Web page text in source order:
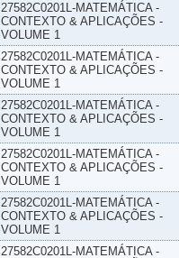
27582C0201L-MATEMÁTICA -
CONTEXTO & APLICAÇÕES -
VOLUME 1
27582C0201L-MATEMÁTICA -
CONTEXTO & APLICAÇÕES -
VOLUME 1
27582C0201L-MATEMÁTICA -
CONTEXTO & APLICAÇÕES -
VOLUME 1
27582C0201L-MATEMÁTICA -
CONTEXTO & APLICAÇÕES -
VOLUME 1
27582C0201L-MATEMÁTICA -
CONTEXTO & APLICAÇÕES -
VOLUME 1
27582C0201L-MATEMÁTICA -